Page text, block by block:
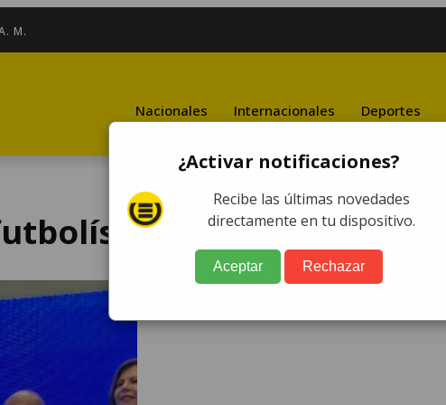
M.
Nacionales Internacionales Deportes
¿Activar notificaciones?
Recibe las últimas novedades
directamente en tu dispositivo.
Aceptar Rechazar